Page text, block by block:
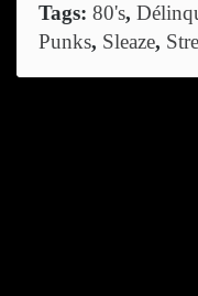
Tags: 80's,
Punks, Sleaze,